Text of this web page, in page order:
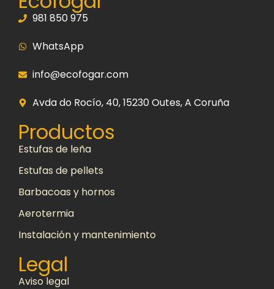
981 850 975
WhatsApp
info@ecofogar.com
Avda do Rocío, 40, 15230 Outes, A Coruña
Productos
Estufas de leña
Estufas de pellets
Barbacoas y hornos
Aerotermia
Instalación y mantenimiento
Legal
Aviso legal